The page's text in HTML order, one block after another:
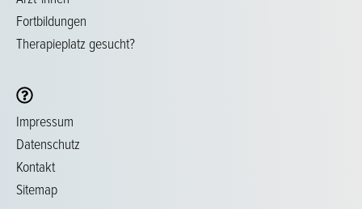
Fortbildungen
Therapieplatz gesucht?
Impressum
Datenschutz
Kontakt
Sitemap